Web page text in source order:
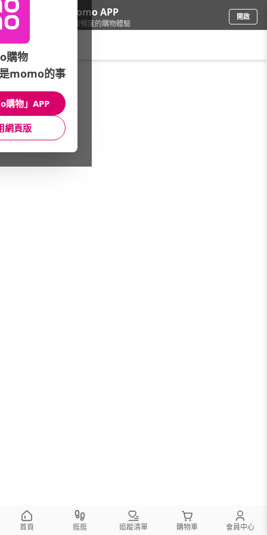
下載momo APP
給你3倍流暢度的購物體驗
開啟
家電/風扇/▼風扇類型
館長推薦 月銷量
首頁 逛逛 追蹤清單 購物車 會員中心
購物
momo的事
購物」APP
網頁版